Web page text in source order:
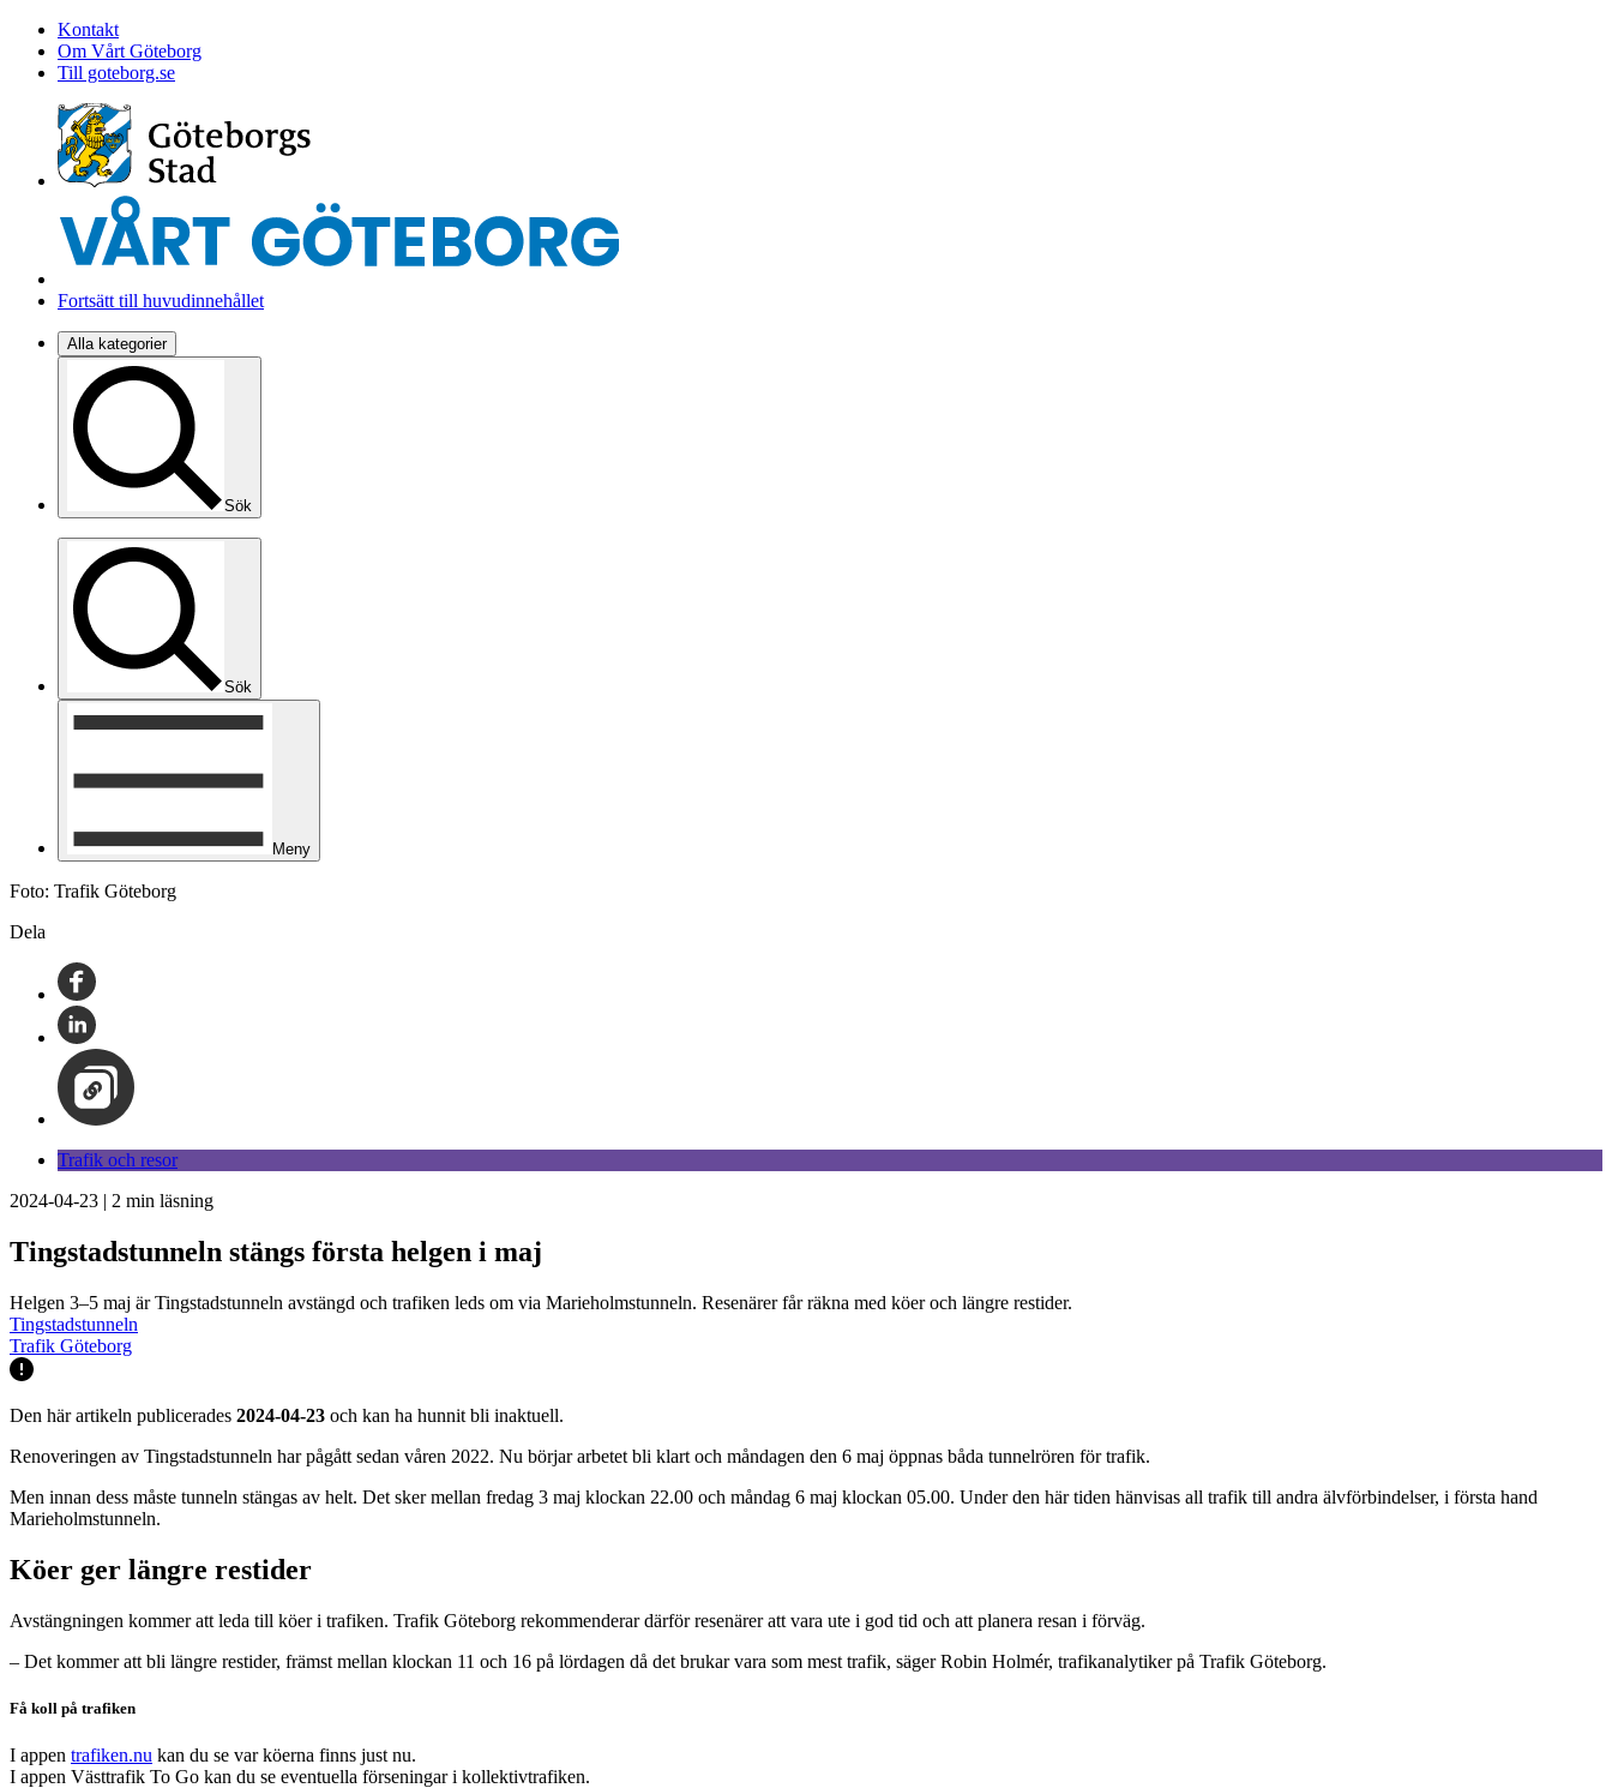
Kontakt
Om Vårt Göteborg
Till goteborg.se
Fortsätt till huvudinnehållet
Alla kategorier
Sök
Sök
Meny
Foto: Trafik Göteborg
Dela
Trafik och resor
2024-04-23 | 2 min läsning
Tingstadstunneln stängs första helgen i maj
Helgen 3–5 maj är Tingstadstunneln avstängd och trafiken leds om via Marieholmstunneln. Resenärer får räkna med köer och längre restider.
Tingstadstunneln
Trafik Göteborg
Den här artikeln publicerades 2024-04-23 och kan ha hunnit bli inaktuell.
Renoveringen av Tingstadstunneln har pågått sedan våren 2022. Nu börjar arbetet bli klart och måndagen den 6 maj öppnas båda tunnelrören för trafik.
Men innan dess måste tunneln stängas av helt. Det sker mellan fredag 3 maj klockan 22.00 och måndag 6 maj klockan 05.00. Under den här tiden hänvisas all trafik till andra älvförbindelser, i första hand
Marieholmstunneln.
Köer ger längre restider
Avstängningen kommer att leda till köer i trafiken. Trafik Göteborg rekommenderar därför resenärer att vara ute i god tid och att planera resan i förväg.
– Det kommer att bli längre restider, främst mellan klockan 11 och 16 på lördagen då det brukar vara som mest trafik, säger Robin Holmér, trafikanalytiker på Trafik Göteborg.
Få koll på trafiken
I appen trafiken.nu kan du se var köerna finns just nu.
I appen Västtrafik To Go kan du se eventuella förseningar i kollektivtrafiken.